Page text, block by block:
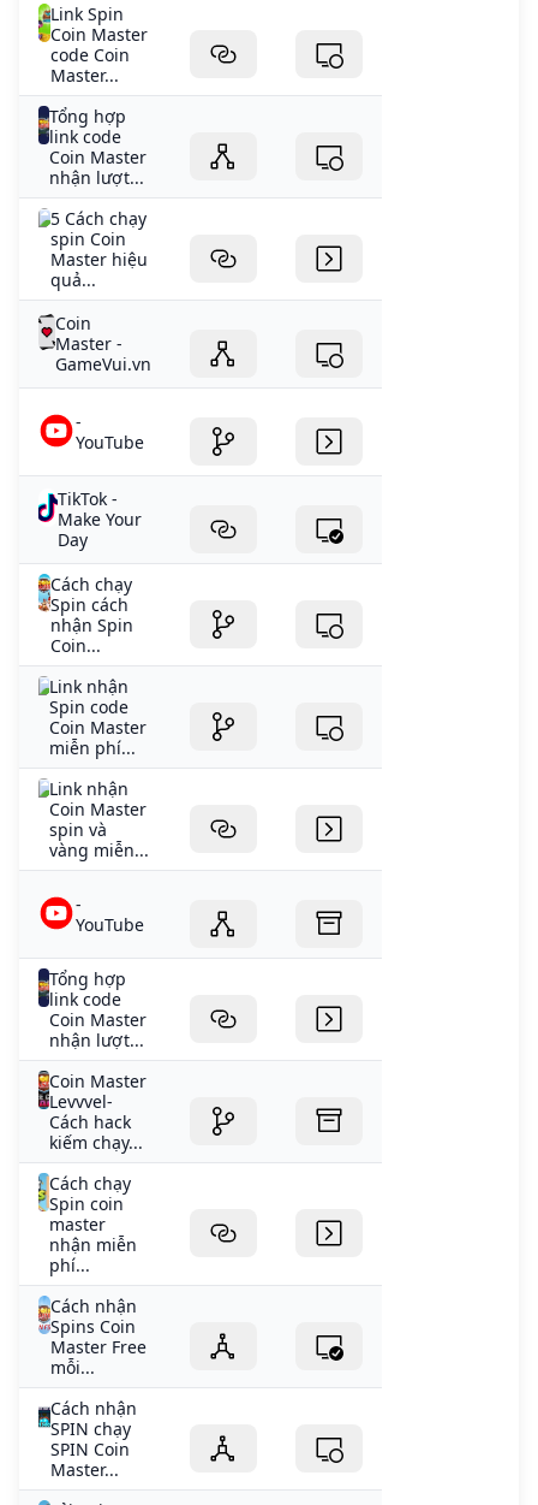
Link Spin
Coin Master
code Coin
Master...
Tổng hợp
link code
Coin Master
nhận lượt...
5 Cách chạy
spin Coin
Master hiệu
quả...
Coin
Master -
GameVui.vn
-
YouTube
TikTok -
Make Your
Day
Cách chạy
Spin cách
nhận Spin
Coin...
Link nhận
Spin code
Coin Master
miễn phí...
Link nhận
Coin Master
spin và
vàng miễn...
-
YouTube
Tổng hợp
link code
Coin Master
nhận lượt...
Coin Master
Levvvel-
Cách hack
kiếm chạy...
Cách chạy
Spin coin
master
nhận miễn
phí...
Cách nhận
Spins Coin
Master Free
mỗi...
Cách nhận
SPIN chạy
SPIN Coin
Master...